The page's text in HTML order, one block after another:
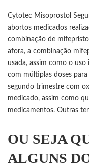
Cytotec Misoprostol
abortos medicados
combinação de
afora, a combinação
usada, assim como o
com múltiplas doses
segundo trimestre com
medicado, assim como
medicamentos. Outras
OU SEJA
ALGUNS